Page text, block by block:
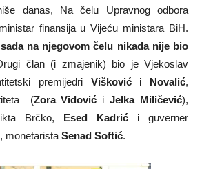
danas, Na čelu Upravnog odbora
finansija u Vijeću ministara BiH.
na njegovom čelu nikada nije bio
član (i zmajenik) bio je Vjekoslav
premijedri Viškovići Novalić,
(Zora Vidović iJelka Miličević),
Brčko, Esed Kadrić i guverner
monetarista Senad Softić.